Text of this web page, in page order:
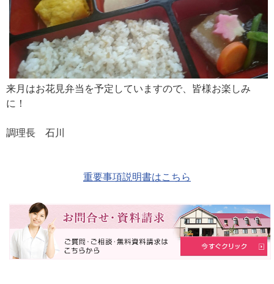
来月はお花見弁当を予定していますので、皆様お楽しみ
に！
調理長 石川
重要事項説明書はこちら